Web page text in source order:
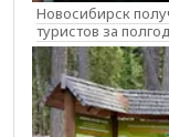
Новосибирск
туристов за